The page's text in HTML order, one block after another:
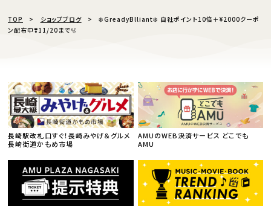
TOP ショップブログ
❄️GreadyBlliant❄️ 自社ポイント10倍＋¥2000クーポ
ン配布中❣️11/20まで🫧
長崎駅改札口すぐ！長崎みやげ＆グルメ
長崎街道かもめ市場
AMUのWEB決済サービス どこでも
AMU